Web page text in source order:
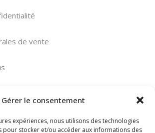
Gérer le consentement
expériences, nous utilisons des technologies
pour stocker et/ou accéder aux informations des
de vente